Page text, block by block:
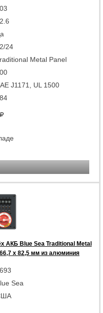
24
Metal Panel
J1171, UL 1500
АКБ Blue Sea Traditional Metal
x 82,5 мм из алюминия
Sea